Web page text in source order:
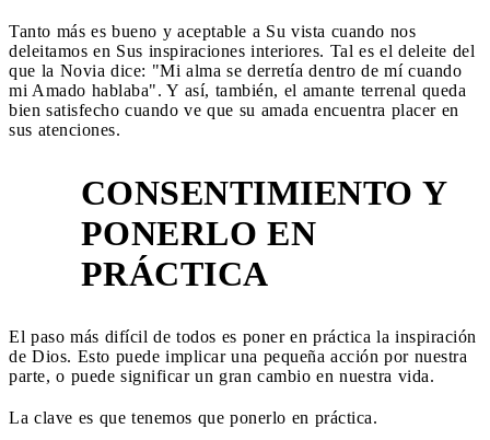
Tanto más es bueno y aceptable a Su vista cuando nos
deleitamos en Sus inspiraciones interiores. Tal es el deleite del
que la Novia dice: "Mi alma se derretía dentro de mí cuando
mi Amado hablaba". Y así, también, el amante terrenal queda
bien satisfecho cuando ve que su amada encuentra placer en
sus atenciones.
CONSENTIMIENTO Y
PONERLO EN
PRÁCTICA
El paso más difícil de todos es poner en práctica la inspiración
de Dios. Esto puede implicar una pequeña acción por nuestra
parte, o puede significar un gran cambio en nuestra vida.
La clave es que tenemos que ponerlo en práctica.